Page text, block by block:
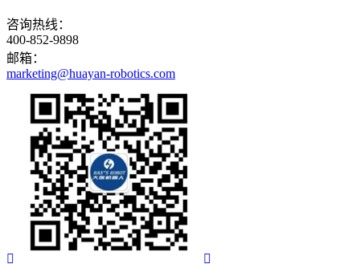
咨询热线：
400-852-9898
邮箱：
marketing@huayan-robotics.com